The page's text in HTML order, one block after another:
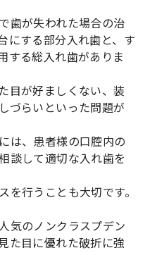
歯が失われた場合の治
にする部分入れ歯と、す
する総入れ歯がありま
目が好ましくない、装
づらいといった問題が
は、患者様の口腔内の
談して適切な入れ歯を
を行うことも大切です。
気のノンクラスプデン
た目に優れた破折に強